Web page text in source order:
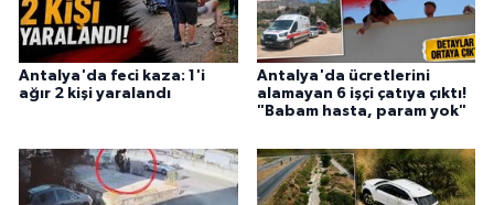
Antalya'da feci kaza: 1'i
ağır 2 kişi yaralandı
Antalya'da ücretlerini
alamayan 6 işçi çatıya çıktı!
"Babam hasta, param yok"